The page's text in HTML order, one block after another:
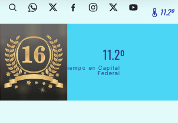
11.2º
11.2º
El Tiempo en Capital
Federal